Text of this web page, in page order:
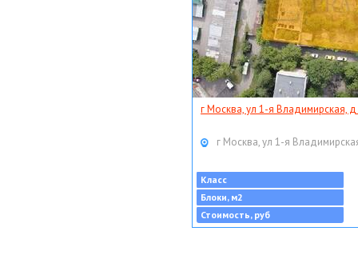
г Москва, ул 1-я Владимирская, д
г Москва, ул 1-я
Класс
Блоки, м2
Стоимость, руб